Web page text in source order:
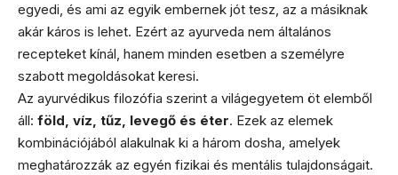
egyedi, és ami az egyik embernek jót tesz, az a másiknak
akár káros is lehet. Ezért az ayurveda nem általános
recepteket kínál, hanem minden esetben a személyre
szabott megoldásokat keresi.
Az ayurvédikus filozófia szerint a világegyetem öt elemből
áll: föld, víz, tűz, levegő és éter. Ezek az elemek
kombinációjából alakulnak ki a három dosha, amelyek
meghatározzák az egyén fizikai és mentális tulajdonságait.